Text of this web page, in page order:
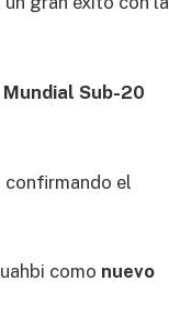
Mundial Sub-20
confirmando el
como nuevo